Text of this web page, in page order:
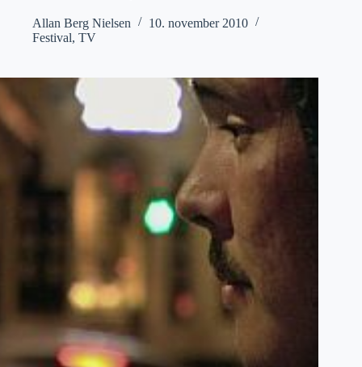
Allan Berg Nielsen
10. november 2010
Festival, TV